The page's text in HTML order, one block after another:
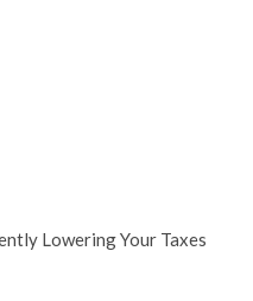
Lowering Your Taxes